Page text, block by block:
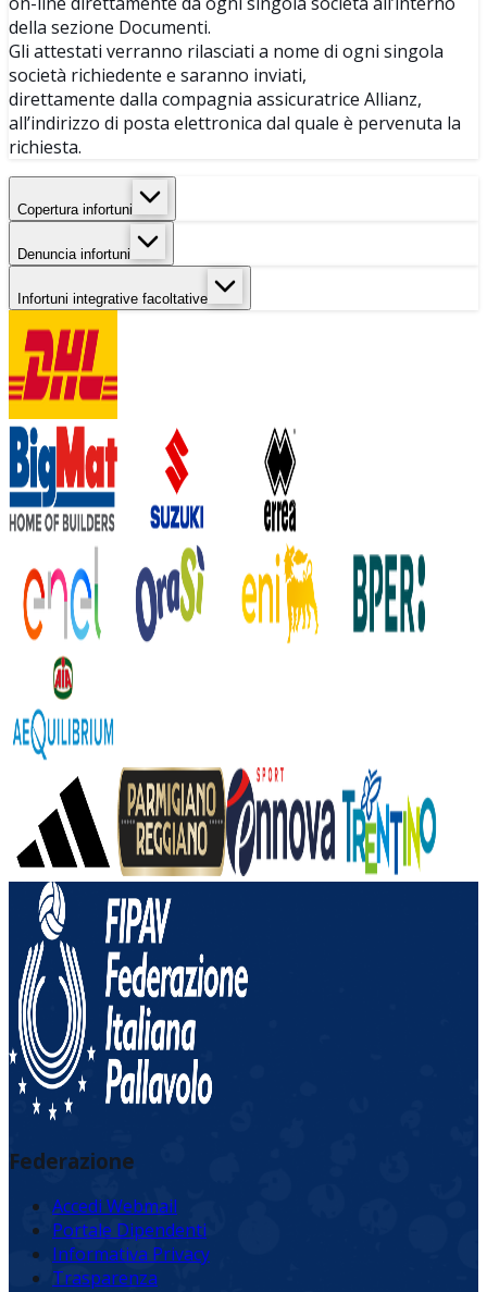
della sezione Documenti.
Gli attestati verranno rilasciati a nome di ogni singola
società richiedente e saranno inviati,
direttamente dalla compagnia assicuratrice Allianz,
all’indirizzo di posta elettronica dal quale è pervenuta la
richiesta.
Copertura infortuni
Denuncia infortuni
Infortuni integrative facoltative
Federazione
Accedi Webmail
Portale Dipendenti
Informativa Privacy
Trasparenza